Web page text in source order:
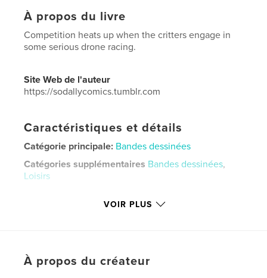
À propos du livre
Competition heats up when the critters engage in
some serious drone racing.
Site Web de l'auteur
https://sodallycomics.tumblr.com
Caractéristiques et détails
Catégorie principale: Bandes dessinées
Catégories supplémentaires Bandes dessinées,
Loisirs
Date de publication:
Langue English
VOIR PLUS
À propos du créateur